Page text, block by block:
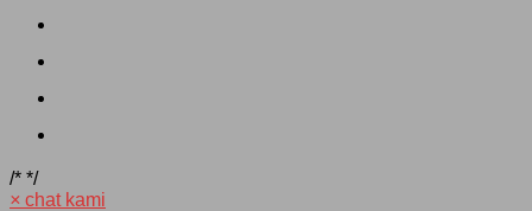
/* */
× chat kami